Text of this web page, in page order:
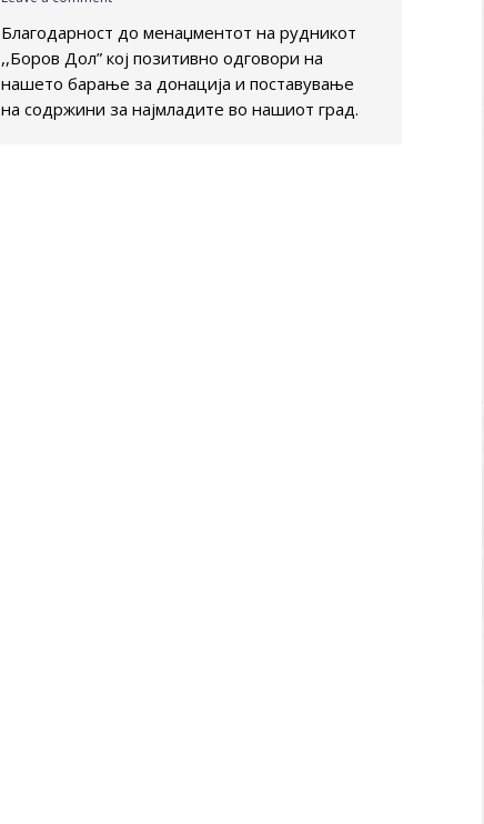
Благодарност до менаџментот на рудникот
,,Боров Дол” кој позитивно одговори на
нашето барање за донација и поставување
на содржини за најмладите во нашиот град.